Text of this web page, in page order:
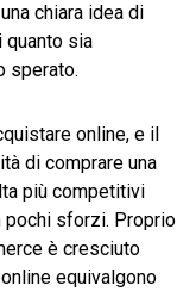
chiara idea di
quanto sia
sperato.
online, e il
di comprare una
più competitivi
sforzi. Proprio
è cresciuto
equivalgono